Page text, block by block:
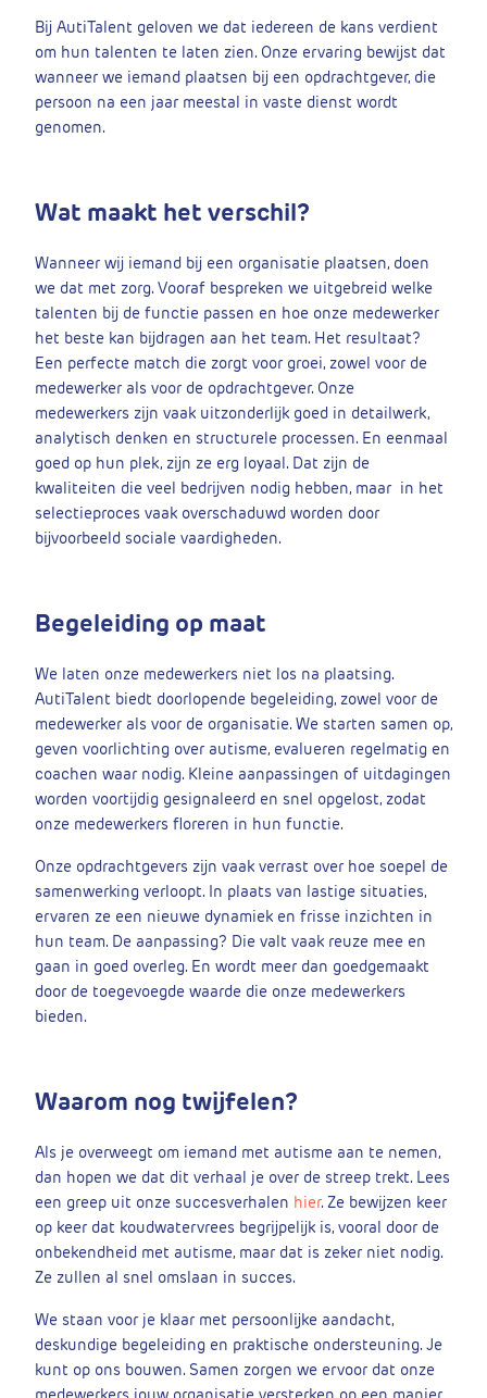
Bij AutiTalent geloven we dat iedereen de kans verdient
om hun talenten te laten zien. Onze ervaring bewijst dat
wanneer we iemand plaatsen bij een opdrachtgever, die
persoon na een jaar meestal in vaste dienst wordt
genomen.
Wat maakt het verschil?
Wanneer wij iemand bij een organisatie plaatsen, doen
we dat met zorg. Vooraf bespreken we uitgebreid welke
talenten bij de functie passen en hoe onze medewerker
het beste kan bijdragen aan het team. Het resultaat?
Een perfecte match die zorgt voor groei, zowel voor de
medewerker als voor de opdrachtgever. Onze
medewerkers zijn vaak uitzonderlijk goed in detailwerk,
analytisch denken en structurele processen. En eenmaal
goed op hun plek, zijn ze erg loyaal. Dat zijn de
kwaliteiten die veel bedrijven nodig hebben, maar in het
selectieproces vaak overschaduwd worden door
bijvoorbeeld sociale vaardigheden.
Begeleiding op maat
We laten onze medewerkers niet los na plaatsing.
AutiTalent biedt doorlopende begeleiding, zowel voor de
medewerker als voor de organisatie. We starten samen op,
geven voorlichting over autisme, evalueren regelmatig en
coachen waar nodig. Kleine aanpassingen of uitdagingen
worden voortijdig gesignaleerd en snel opgelost, zodat
onze medewerkers floreren in hun functie.
Onze opdrachtgevers zijn vaak verrast over hoe soepel de
samenwerking verloopt. In plaats van lastige situaties,
ervaren ze een nieuwe dynamiek en frisse inzichten in
hun team. De aanpassing? Die valt vaak reuze mee en
gaan in goed overleg. En wordt meer dan goedgemaakt
door de toegevoegde waarde die onze medewerkers
bieden.
Waarom nog twijfelen?
Als je overweegt om iemand met autisme aan te nemen,
dan hopen we dat dit verhaal je over de streep trekt. Lees
een greep uit onze succesverhalen hier. Ze bewijzen keer
op keer dat koudwatervrees begrijpelijk is, vooral door de
onbekendheid met autisme, maar dat is zeker niet nodig.
Ze zullen al snel omslaan in succes.
We staan voor je klaar met persoonlijke aandacht,
deskundige begeleiding en praktische ondersteuning. Je
kunt op ons bouwen. Samen zorgen we ervoor dat onze